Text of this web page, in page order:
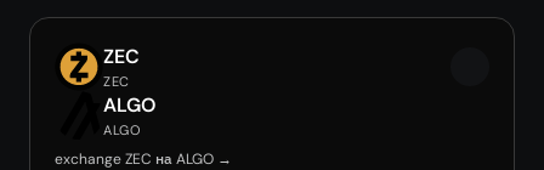
ZEC
ZEC
ALGO
ALGO
exchange ZEC на ALGO →